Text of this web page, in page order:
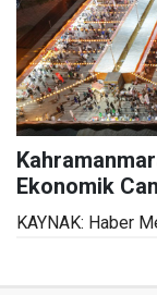
Ekonomik
KAYNAK: Haber